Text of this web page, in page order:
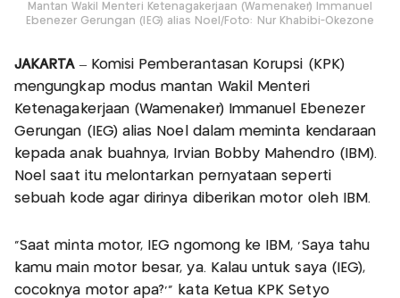
Mantan Wakil Menteri Ketenagakerjaan (Wamenaker) Immanuel
Ebenezer Gerungan (IEG) alias Noel/Foto: Nur Khabibi-Okezone
JAKARTA– Komisi Pemberantasan Korupsi (KPK)
mengungkap modus mantan Wakil Menteri
Ketenagakerjaan (Wamenaker) Immanuel Ebenezer
Gerungan (IEG) alias Noel dalam meminta kendaraan
kepada anak buahnya, Irvian Bobby Mahendro (IBM).
Noel saat itu melontarkan pernyataan seperti
sebuah kode agar dirinya diberikan motor oleh IBM.
"Saat minta motor, IEG ngomong ke IBM, ‘Saya tahu
kamu main motor besar, ya. Kalau untuk saya (IEG),
cocoknya motor apa?’" kata Ketua KPK Setyo